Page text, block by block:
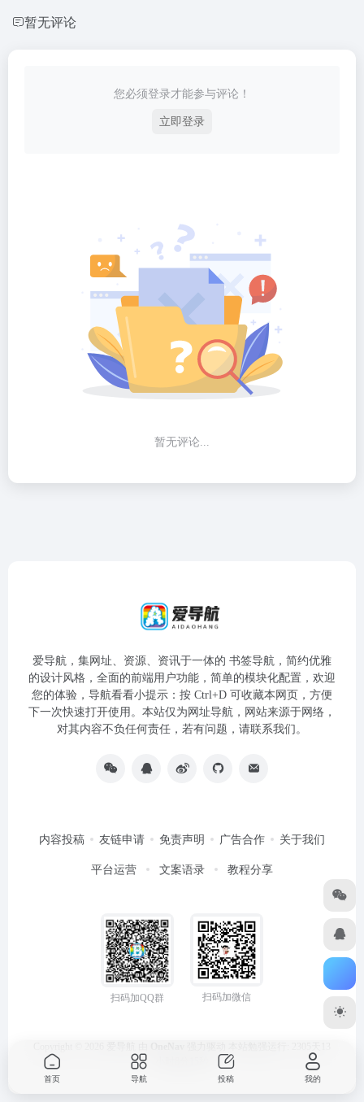
暂无评论
您必须登录才能参与评论！
立即登录
暂无评论...
爱导航，集网址、资源、资讯于一体的 书签导航，简约优雅
的设计风格，全面的前端用户功能，简单的模块化配置，欢迎
您的体验，导航看看小提示：按 Ctrl+D 可收藏本网页，方便
下一次快速打开使用。本站仅为网址导航，网站来源于网络，
对其内容不负任何责任，若有问题，请联系我们。
内容投稿 友链申请 免责声明 广告合作 关于我们
平台运营 文案语录 教程分享
扫码加QQ群 扫码加微信
首页 导航 投稿 我的